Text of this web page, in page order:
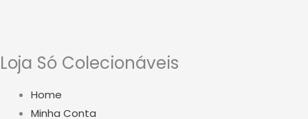
Loja Só Colecionáveis
Home
Minha Conta